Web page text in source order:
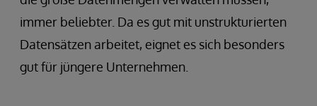
immer beliebter. Da es gut mit unstrukturierten
Datensätzen arbeitet, eignet es sich besonders
gut für jüngere Unternehmen.